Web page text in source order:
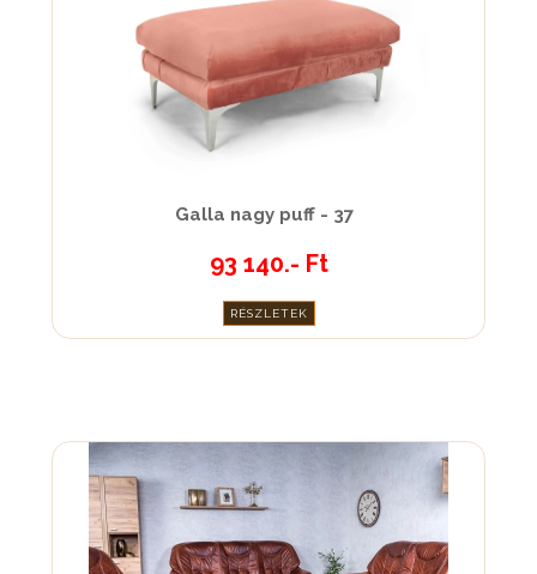
Galla nagy puff - 37
93 140.- Ft
RÉSZLETEK